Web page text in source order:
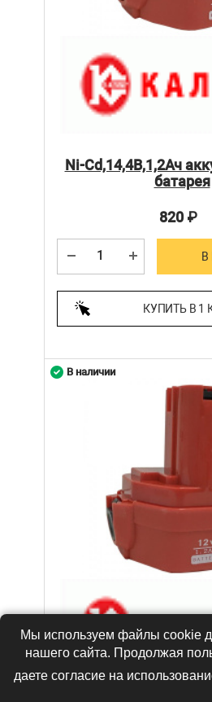
Ni-Cd,14,4В,1,2Ач
батарея
820₽
КУПИТЬ В 1
В наличии
Мы используем файлы cookie
нашего сайта. Продолжая
даете согласие на